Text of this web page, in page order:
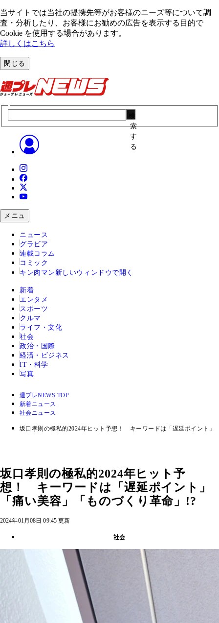
当サイトでは当社の提携先等がお客様のニーズ等について調
査・分析したり、お客様にお勧めの広告を表⽰する⽬的で
Cookie を使⽤する場合があります。
詳しくはこちら
閉じる
索
す
る
メニュ
ニュース
グラビア
連載コラム
コミック
キン肉マン 新しいウィンドウで開く
新着
エンタメ
スポーツ
クルマ
ライフ・文化
社会
政治・国際
経済・ビジネス
IT・科学
写真
週プレNEWS TOP
新着ニュース
社会ニュース
坂口孝則の極私的2024年ヒット予想！ キーワードは「遅延ポイント
坂口孝則の極私的2024年ヒット予
想！ キーワードは「遅延ポイント」
「痛い美容」「ものづくり革命」!?
2024年01月08日 09:45 更新
社会